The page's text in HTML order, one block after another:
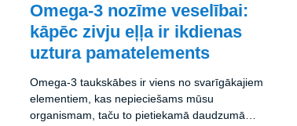
Omega‑3 nozīme veselībai:
kāpēc zivju eļļa ir ikdienas
uztura pamatelements
Omega‑3 taukskābes ir viens no svarīgākajiem
elementiem, kas nepieciešams mūsu
organismam, taču to pietiekamā daudzumā